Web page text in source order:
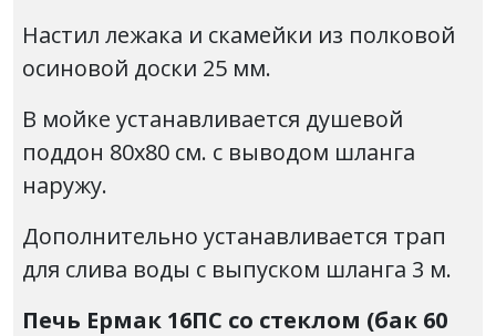
Настил лежака и скамейки из полковой
осиновой доски 25 мм.
В мойке устанавливается душевой
поддон 80х80 см. с выводом шланга
наружу.
Дополнительно устанавливается трап
для слива воды с выпуском шланга 3 м.
Печь Ермак 16ПС со стеклом (бак 60